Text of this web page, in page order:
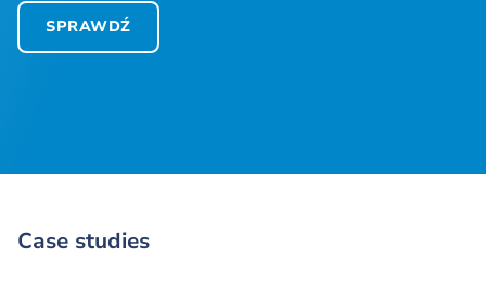
SPRAWDŹ
Case studies